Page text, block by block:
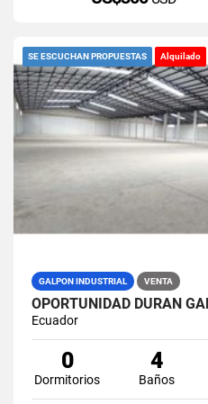
SE ESCUCHAN PROPUESTAS Alquilado
GALPON INDUSTRIAL VENTA
Ecuador
0
Dormitorios
4
Baños